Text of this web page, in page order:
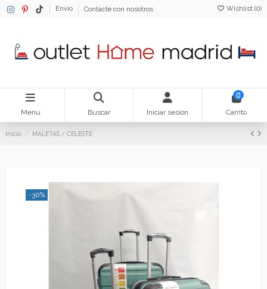
Envio Contacte con nosotros Wishlist (0)
Menu Buscar Iniciar sesión
0
Carrito
Inicio MALETAS / CELESTE
-30%